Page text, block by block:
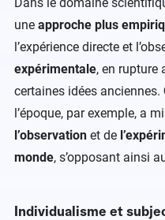
une approche plus
l’expérience directe et
expérimentale, en rupture
certaines idées anciennes.
l’époque, par exemple, a
l’observation et de
monde, s’opposant ainsi
Individualisme et